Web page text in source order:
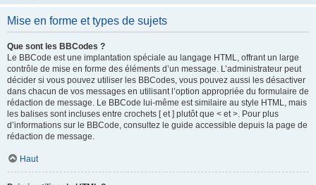
Mise en forme et types de sujets
Que sont les BBCodes ?
Le BBCode est une implantation spéciale au langage HTML, offrant un large
contrôle de mise en forme des éléments d’un message. L’administrateur peut
décider si vous pouvez utiliser les BBCodes, vous pouvez aussi les désactiver
dans chacun de vos messages en utilisant l’option appropriée du formulaire de
rédaction de message. Le BBCode lui-même est similaire au style HTML, mais
les balises sont incluses entre crochets [ et ] plutôt que < et >. Pour plus
d’informations sur le BBCode, consultez le guide accessible depuis la page de
rédaction de message.
Haut